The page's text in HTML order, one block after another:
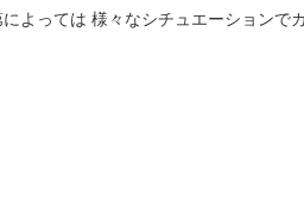
よっては 様々なシチュエーション